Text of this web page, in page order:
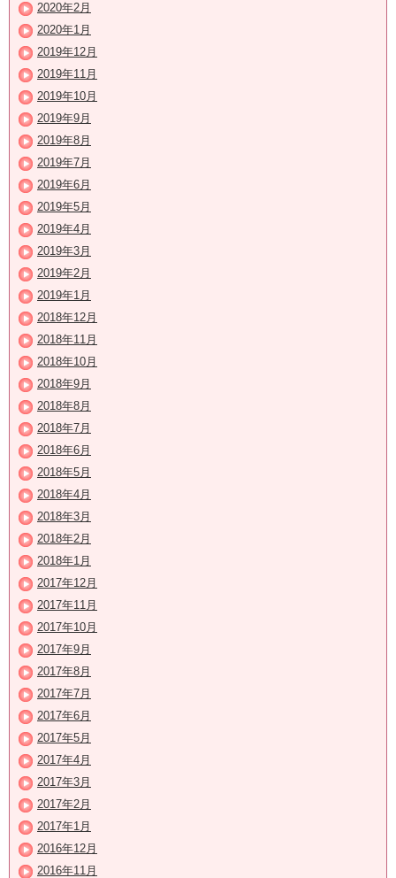
2020年2月
2020年1月
2019年12月
2019年11月
2019年10月
2019年9月
2019年8月
2019年7月
2019年6月
2019年5月
2019年4月
2019年3月
2019年2月
2019年1月
2018年12月
2018年11月
2018年10月
2018年9月
2018年8月
2018年7月
2018年6月
2018年5月
2018年4月
2018年3月
2018年2月
2018年1月
2017年12月
2017年11月
2017年10月
2017年9月
2017年8月
2017年7月
2017年6月
2017年5月
2017年4月
2017年3月
2017年2月
2017年1月
2016年12月
2016年11月